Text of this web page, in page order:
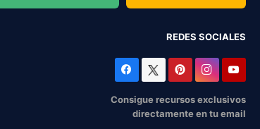
REDES SOCIALES
Consigue recursos exclusivos
directamente en tu email